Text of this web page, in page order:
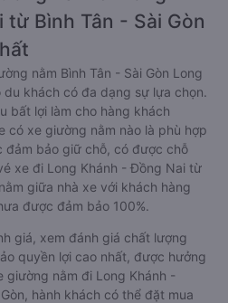
Bình Tân - Sài Gòn
nằm Bình Tân - Sài Gòn Long
khách có đa dạng sự lựa chọn.
bất lợi làm cho hàng khách
có xe giường nằm nào là phù hợp
đảm bảo giữ chỗ, có được chỗ
xe đi Long Khánh - Đồng Nai từ
giữa nhà xe với khách hàng
được đảm bảo 100%.
giá, xem đánh giá chất lượng
quyền lợi cao nhất, được hưởng
giường nằm đi Long Khánh -
hành khách có thể đặt mua